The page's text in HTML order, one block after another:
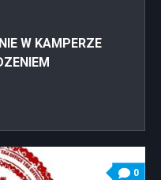
W KAMPERZE
0